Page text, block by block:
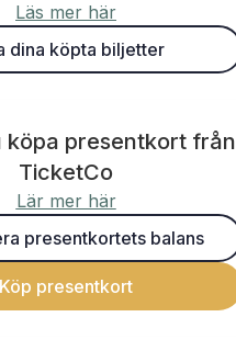
Läs mer här
dina köpta biljetter
köpa presentkort från
TicketCo
Lär mer här
presentkortets balans
Köp presentkort